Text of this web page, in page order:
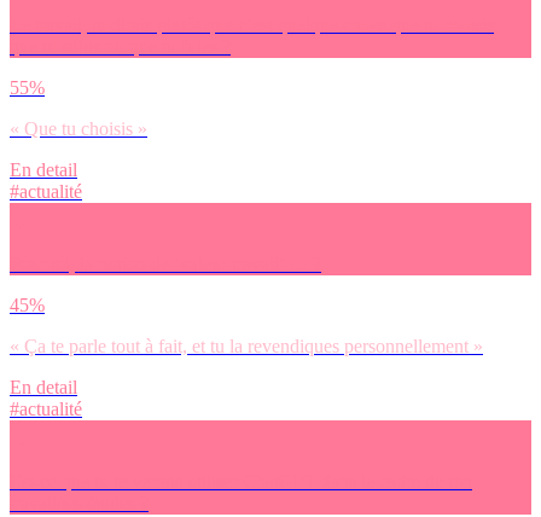
55%
« Que tu choisis »
En detail
#actualité
45%
« Ça te parle tout à fait, et tu la revendiques personnellement »
En detail
#actualité